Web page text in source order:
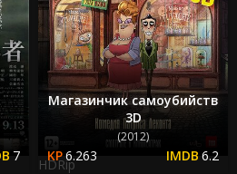
7
Магазинчик самоубийств
3D
(2012)
6.263 6.2
HDRip